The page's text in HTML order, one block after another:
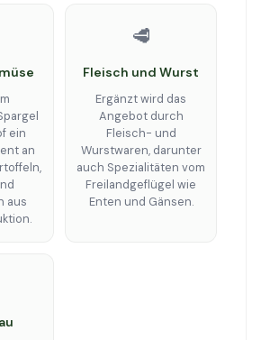
ein
an
aus
🥩
Fleisch und Wurst
Ergänzt wird das
Angebot durch
Fleisch- und
Wurstwaren, darunter
auch Spezialitäten vom
Freilandgeflügel wie
Enten und Gänsen.